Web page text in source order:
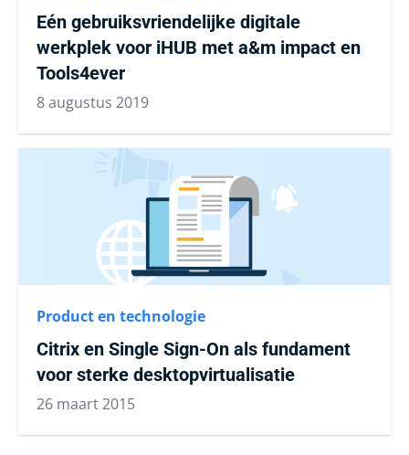
Eén gebruiksvriendelijke digitale
werkplek voor iHUB met a&m impact en
Tools4ever
8 augustus 2019
Product en technologie
Citrix en Single Sign-On als fundament
voor sterke desktopvirtualisatie
26 maart 2015